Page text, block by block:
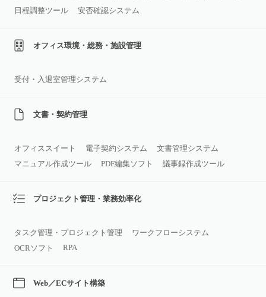
日程調整ツール
安否確認システム
オフィス環境・総務・施設管理
受付・入退室管理システム
文書・契約管理
オフィススイート 電子契約システム
文書管理システム
マニュアル作成ツール
PDF編集ソフト 議事録作成ツール
プロジェクト管理・業務効率化
タスク管理・プロジェクト管理
ワークフローシステム
OCRソフト
RPA
Web／ECサイト構築